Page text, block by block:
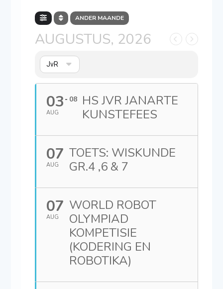
ANDER MAANDE
AUGUSTUS, 2026
JvR
03
AUG
08
HS JVR JANARTE
KUNSTEFEES
07
AUG
TOETS: WISKUNDE
GR.4 ,6 & 7
07
AUG
WORLD ROBOT
OLYMPIAD
KOMPETISIE
(KODERING EN
ROBOTIKA)